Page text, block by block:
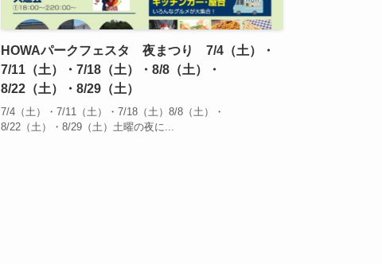
HOWAパークフェスタ 夜まつり 7/4（土）・
7/11（土）・7/18（土）・8/8（土）・
8/22（土）・8/29（土）
7/4（土）・7/11（土）・7/18（土）8/8（土）・
8/22（土）・8/29（土）土曜の夜に...